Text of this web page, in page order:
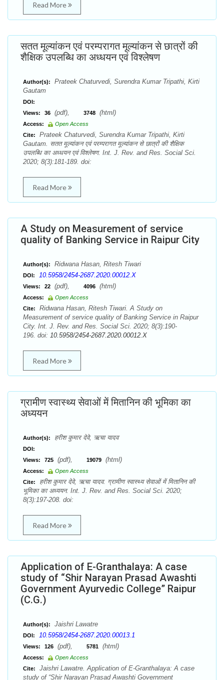
Read More
सतत मूल्यांकन एवं परम्परागत मूल्यांकन से छात्रों की
शैक्षिक उपलब्धि का अध्धयन एवं विश्लेषण
Author(s):
Prateek Chaturvedi, Surendra Kumar Tripathi, Kirti
Gautam
DOI:
Views:
36 (pdf), 3748 (html)
Access:
Open Access
Cite:
Prateek Chaturvedi, Surendra Kumar Tripathi, Kirti
Gautam. सतत मूल्यांकन एवं परम्परागत मूल्यांकन से छात्रों की शैक्षिक
उपलब्धि का अध्धयन एवं विश्लेषण. Int. J. Rev. and Res. Social Sci.
2020; 8(3):181-189. doi:
Read More
A Study on Measurement of service
quality of Banking Service in Raipur City
Author(s): Ridwana Hasan, Ritesh Tiwari
DOI: 10.5958/2454-2687.2020.00012.X
Views: 22 (pdf), 4096 (html)
Access:
Open Access
Cite:
Ridwana Hasan, Ritesh Tiwari. A Study on
Measurement of service quality of Banking Service in Raipur
City. Int. J. Rev. and Res. Social Sci. 2020; 8(3):190-
196. doi: 10.5958/2454-2687.2020.00012.X
Read More
ग्रामीण स्वास्थ्य सेवाओं में मितानिन की भूमिका का
अध्ययन
Author(s): हरीश कुमार देवे, ऋचा यादव
DOI:
Views:
725 (pdf), 19079 (html)
Access:
Open Access
Cite:
हरीश कुमार देवे, ऋचा यादव. ग्रामीण स्वास्थ्य सेवाओं में मितानिन की
भूमिका का अध्ययन. Int. J. Rev. and Res. Social Sci. 2020;
8(3):197-208. doi:
Read More
Application of E-Granthalaya: A case
study of “Shir Narayan Prasad Awashti
Government Ayurvedic College” Raipur
(C.G.)
Author(s): Jaishri Lawatre
DOI: 10.5958/2454-2687.2020.00013.1
Views: 126 (pdf), 5781 (html)
Access:
Open Access
Cite:
Jaishri Lawatre. Application of E-Granthalaya: A case
study of “Shir Narayan Prasad Awashti Government